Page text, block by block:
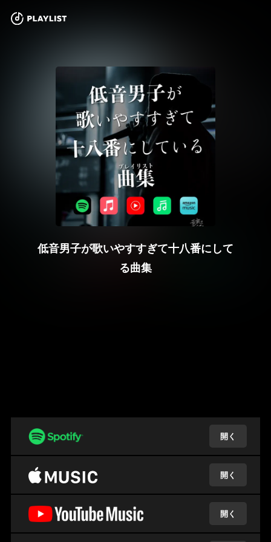
低音男子が歌いやすすぎて十八番にして
る曲集
開く
開く
開く